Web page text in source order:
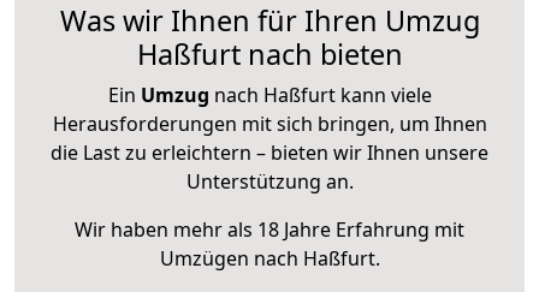
Was wir Ihnen für Ihren Umzug
Haßfurt nach bieten
Ein Umzug nach Haßfurt kann viele
Herausforderungen mit sich bringen, um Ihnen
die Last zu erleichtern – bieten wir Ihnen unsere
Unterstützung an.
Wir haben mehr als 18 Jahre Erfahrung mit
Umzügen nach Haßfurt.